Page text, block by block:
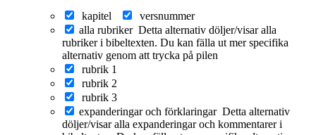
kapitel
versnummer
alla rubriker Detta alternativ döljer/visar alla
rubriker i bibeltexten. Du kan fälla ut mer specifika
alternativ genom att trycka på pilen
rubrik 1
rubrik 2
rubrik 3
expanderingar och förklaringar Detta alternativ
döljer/visar alla expanderingar och kommentarer i